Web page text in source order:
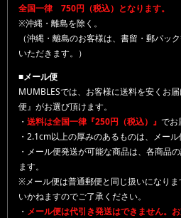
全国一律 750円（税込）となります。
※沖縄・離島を除く。
（沖縄・離島のお客様は、書留・郵パッ
いただきます。）
■メール便
MUMBLESでは、お客様に送料を安くお
便』がお選び頂けます。
・ 送料は全国一律『250円（税込）』 でお
・2.1cm以上の厚みのあるものは、メール
・メール便発送が可能な商品は、各商品
ます。
※メール便は普通郵便と同じ扱いになり
いかねますのでご了承ください。
・ メール便は代引き発送はできません。